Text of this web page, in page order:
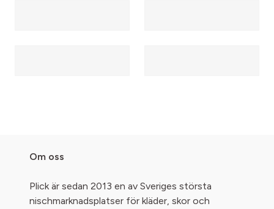
Om oss
Plick är sedan 2013 en av Sveriges största
nischmarknadsplatser för kläder, skor och